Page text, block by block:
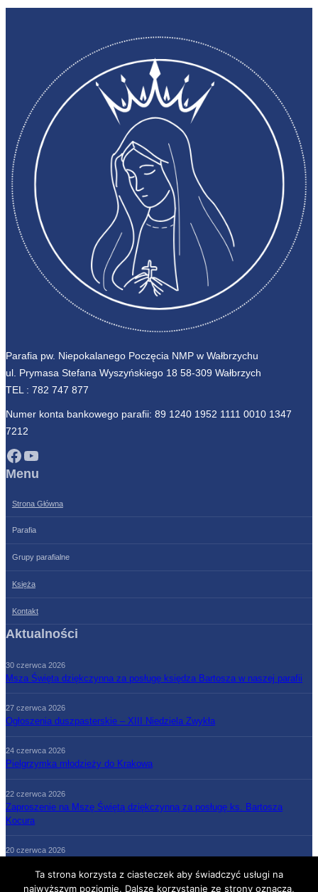
Parafia pw. Niepokalanego Poczęcia NMP w Wałbrzychu
ul. Prymasa Stefana Wyszyńskiego 18 58-309 Wałbrzych
TEL : 782 747 877
Numer konta bankowego parafii: 89 1240 1952 1111 0010 1347
7212
Facebook YouTube
Menu
Strona Główna
Parafia
Grupy parafialne
Księża
Kontakt
Aktualności
30 czerwca 2026
Msza Święta dziękczynna za posługę księdza Bartosza w naszej parafii
27 czerwca 2026
Ogłoszenia duszpasterskie – XIII Niedziela Zwykła
24 czerwca 2026
Pielgrzymka młodzieży do Krakowa
22 czerwca 2026
Zaproszenie na Mszę Świętą dziękczynną za posługę ks. Bartosza
Kocura
20 czerwca 2026
Ta strona korzysta z ciasteczek aby świadczyć usługi na
najwyższym poziomie. Dalsze korzystanie ze strony oznacza,